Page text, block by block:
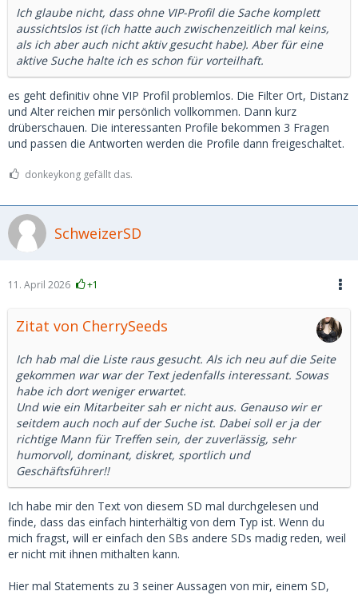
Ich glaube nicht, dass ohne VIP-Profil die Sache komplett
aussichtslos ist (ich hatte auch zwischenzeitlich mal keins,
als ich aber auch nicht aktiv gesucht habe). Aber für eine
aktive Suche halte ich es schon für vorteilhaft.
es geht definitiv ohne VIP Profil problemlos. Die Filter Ort, Distanz
und Alter reichen mir persönlich vollkommen. Dann kurz
drüberschauen. Die interessanten Profile bekommen 3 Fragen
und passen die Antworten werden die Profile dann freigeschaltet.
donkeykong gefällt das.
SchweizerSD
11. April 2026 +1
Zitat von CherrySeeds
Ich hab mal die Liste raus gesucht. Als ich neu auf die Seite
gekommen war war der Text jedenfalls interessant. Sowas
habe ich dort weniger erwartet.
Und wie ein Mitarbeiter sah er nicht aus. Genauso wir er
seitdem auch noch auf der Suche ist. Dabei soll er ja der
richtige Mann für Treffen sein, der zuverlässig, sehr
humorvoll, dominant, diskret, sportlich und
Geschäftsführer!!
Ich habe mir den Text von diesem SD mal durchgelesen und
finde, dass das einfach hinterhältig von dem Typ ist. Wenn du
mich fragst, will er einfach den SBs andere SDs madig reden, weil
er nicht mit ihnen mithalten kann.
Hier mal Statements zu 3 seiner Aussagen von mir, einem SD,